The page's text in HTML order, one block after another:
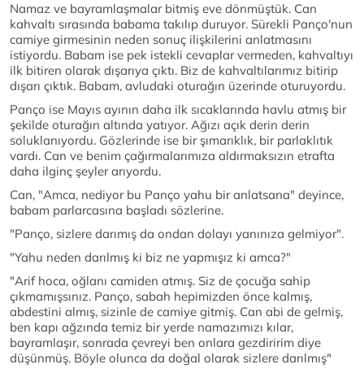
Namaz ve bayramlaşmalar bitmiş eve dönmüştük. Can
kahvaltı sırasında babama takılıp duruyor. Sürekli Panço'nun
camiye girmesinin neden sonuç ilişkilerini anlatmasını
istiyordu. Babam ise pek istekli cevaplar vermeden, kahvaltıyı
ilk bitiren olarak dışarıya çıktı. Biz de kahvaltılarımız bitirip
dışarı çıktık. Babam, avludaki oturağın üzerinde oturuyordu.
Panço ise Mayıs ayının daha ilk sıcaklarında havlu atmış bir
şekilde oturağın altında yatıyor. Ağızı açık derin derin
soluklanıyordu. Gözlerinde ise bir şımarıklık, bir parlaklıtık
vardı. Can ve benim çağırmalarımıza aldırmaksızın etrafta
daha ilginç şeyler arıyordu.
Can, "Amca, nediyor bu Panço yahu bir anlatsana" deyince,
babam parlarcasına başladı sözlerine.
"Panço, sizlere darımış da ondan dolayı yanınıza gelmiyor".
"Yahu neden darılmış ki biz ne yapmışız ki amca?"
"Arif hoca, oğlanı camiden atmış. Siz de çocuğa sahip
çıkmamışsınız. Panço, sabah hepimizden önce kalmış,
abdestini almış, sizinle de camiye gitmiş. Can abi de gelmiş,
ben kapı ağzında temiz bir yerde namazımızı kılar,
bayramlaşır, sonrada çevreyi ben onlara gezdiririm diye
düşünmüş. Böyle olunca da doğal olarak sizlere darılmış"